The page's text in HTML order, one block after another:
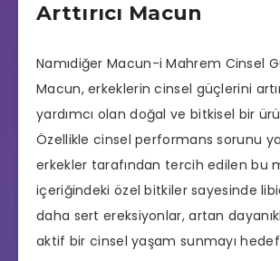
Arttırıcı Macun
Namıdiğer Macun-i Mahrem Cinsel
Macun, erkeklerin cinsel güçlerini
yardımcı olan doğal ve bitkisel bir
Özellikle cinsel performans sorunu
erkekler tarafından tercih edilen bu
içeriğindeki özel bitkiler sayesinde
daha sert ereksiyonlar, artan
aktif bir cinsel yaşam sunmayı